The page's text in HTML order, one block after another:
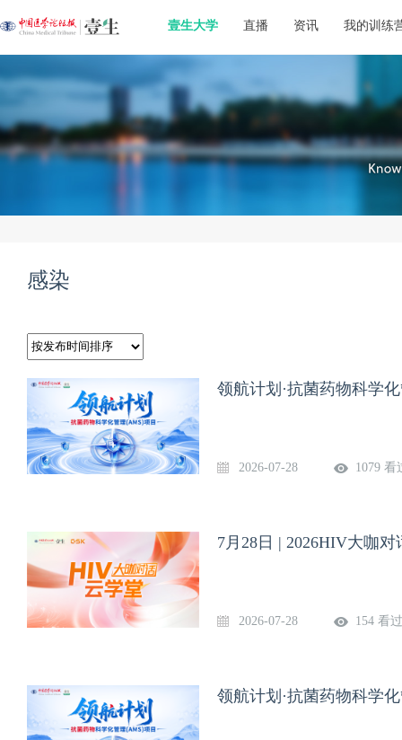
壹生大学 直播 资讯 我的训练
感染
领航计划·抗菌药物科学
2026-07-28 1079 看
7月28日 | 2026HIV大咖
2026-07-28 154 看过
领航计划·抗菌药物科学